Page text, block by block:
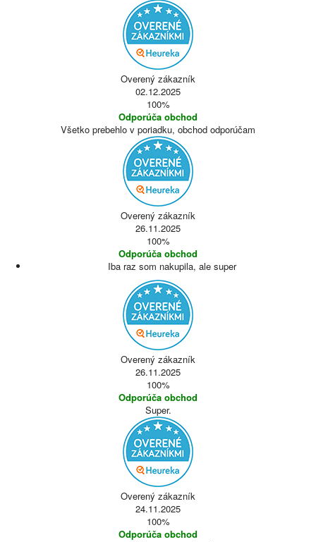
Overený zákazník
02.12.2025
100%
Odporúča obchod
Všetko prebehlo v poriadku, obchod odporúčam
Overený zákazník
26.11.2025
100%
Odporúča obchod
Iba raz som nakupila, ale super
Overený zákazník
26.11.2025
100%
Odporúča obchod
Super.
Overený zákazník
24.11.2025
100%
Odporúča obchod